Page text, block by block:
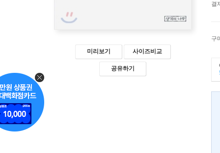
미리보기 사이즈비교
공유하기
결
구